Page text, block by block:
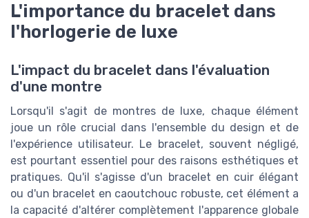
L'importance du bracelet dans
l'horlogerie de luxe
L'impact du bracelet dans l'évaluation
d'une montre
Lorsqu'il s'agit de montres de luxe, chaque élément
joue un rôle crucial dans l'ensemble du design et de
l'expérience utilisateur. Le bracelet, souvent négligé,
est pourtant essentiel pour des raisons esthétiques et
pratiques. Qu'il s'agisse d'un bracelet en cuir élégant
ou d'un bracelet en caoutchouc robuste, cet élément a
la capacité d'altérer complètement l'apparence globale